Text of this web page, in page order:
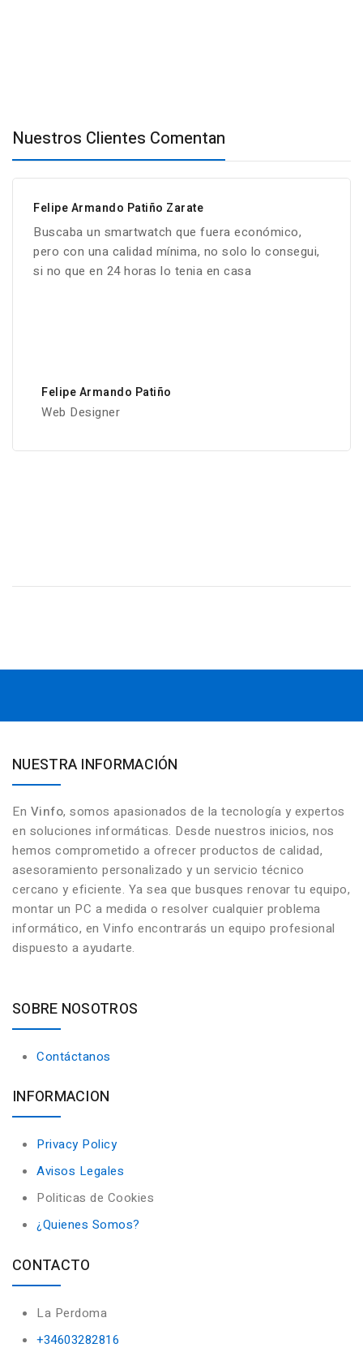
Nuestros Clientes Comentan
Felipe Armando Patiño Zarate
Buscaba un smartwatch que fuera económico,
pero con una calidad mínima, no solo lo consegui,
si no que en 24 horas lo tenia en casa
Felipe Armando Patiño
Web Designer
NUESTRA INFORMACIÓN
En Vinfo, somos apasionados de la tecnología y expertos
en soluciones informáticas. Desde nuestros inicios, nos
hemos comprometido a ofrecer productos de calidad,
asesoramiento personalizado y un servicio técnico
cercano y eficiente. Ya sea que busques renovar tu equipo,
montar un PC a medida o resolver cualquier problema
informático, en Vinfo encontrarás un equipo profesional
dispuesto a ayudarte.
SOBRE NOSOTROS
Contáctanos
INFORMACION
Privacy Policy
Avisos Legales
Politicas de Cookies
¿Quienes Somos?
CONTACTO
La Perdoma
+34603282816